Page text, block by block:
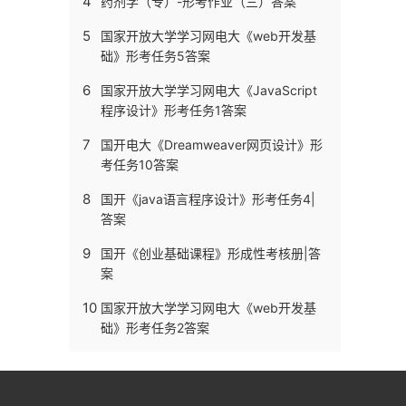
5
国家开放大学学习网电大《web开发基
础》形考任务5答案
6
国家开放大学学习网电大《JavaScript
程序设计》形考任务1答案
7
国开电大《Dreamweaver网页设计》形
考任务10答案
8
国开《java语言程序设计》形考任务4|
答案
9
国开《创业基础课程》形成性考核册|答
案
10 国家开放大学学习网电大《web开发基
础》形考任务2答案